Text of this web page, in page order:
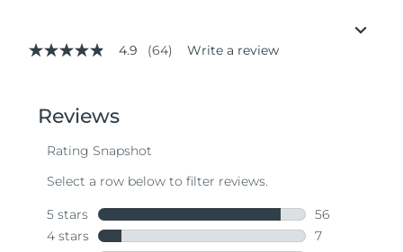
4.9
stars,
average
value.
Same
page
link.
4.9 (64) Write a review